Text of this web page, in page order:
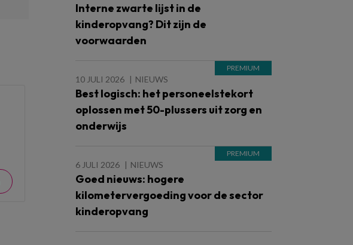
Interne zwarte lijst in de
kinderopvang? Dit zijn de
voorwaarden
10 JULI 2026 NIEUWS
Best logisch: het personeelstekort
oplossen met 50-plussers uit zorg en
onderwijs
6 JULI 2026 NIEUWS
Goed nieuws: hogere
kilometervergoeding voor de sector
kinderopvang